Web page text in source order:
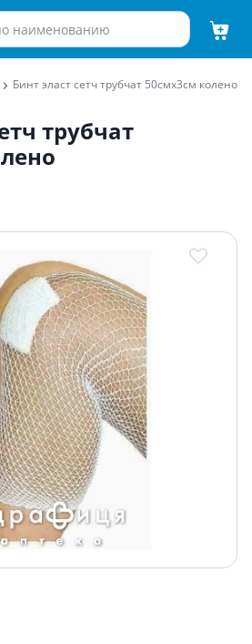
Бинт эласт сетч трубчат 50смх3см колено
трубчат